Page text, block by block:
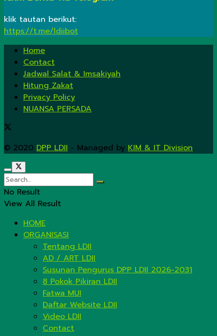
klik tautan berikut:
https://t.me/ldiibot
Home
Contact
Jadwal Salat & Imsakiyah
Hitung Zakat
Privacy Policy
NUANSA PERSADA
© 2020 DPP LDII - Managed by KIM & IT Division.
No Result
View All Result
HOME
ORGANISASI
Tentang LDII
AD / ART LDII
Susunan Pengurus DPP LDII 2026-2031
8 Pokok Pikiran LDII
Fatwa MUI
Daftar Website LDII
Video LDII
Contact